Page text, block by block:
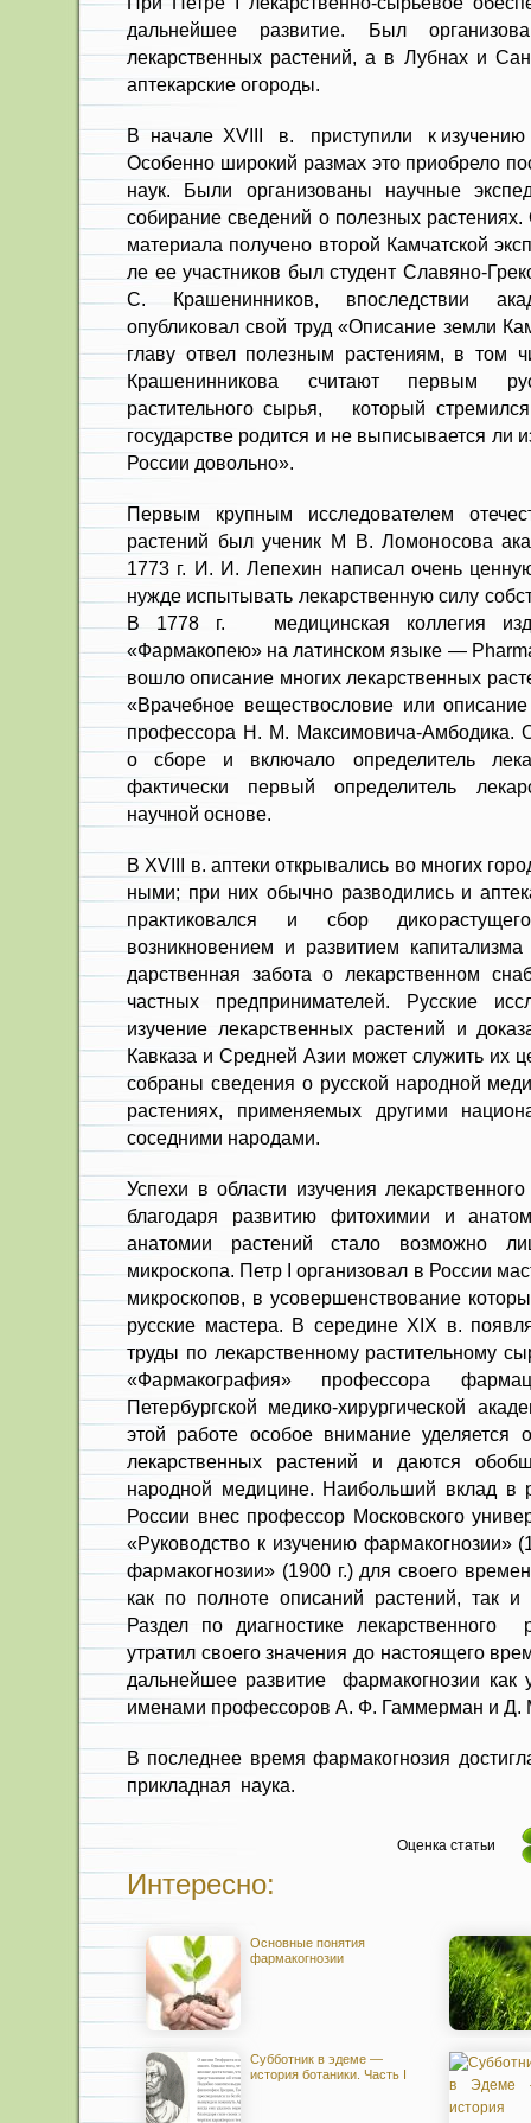
дальнейшее развитие. Был
лекарственных рас­тений, а в Лубнах и
аптекарские огороды.
В начале XVIII в. приступили к
Осо­бенно широкий размах это приобрело
наук. Были организованы научные
собирание сведений о полезных
материала получено второй Камчатской
ле ее участников был студент Славяно-
С. Кра­шенинников, впоследствии
опубликовал свой труд «Описание земли
главу отвел полезным расте­ниям, в
Крашенинникова считают первым
растительного сырья, который
государстве родится и не выписывается ли
России довольно».
Первым крупным исследователем
растений был ученик М В. Ломоносова
1773 г. И. И. Лепехин написал очень
нужде испытывать лекарствен­ную силу
В 1778 г. медицинская коллегия
«Фармакопею» на латинском языке —
вошло описание многих лекарственных
«Врачебное веществословие или
профессора Н. М. Максимовича-Амбодика.
о сборе и включало определитель
фактически первый определитель
научной основе.
В XVIII в. аптеки открывались во многих
ными; при них обычно разводились и
практиковался и сбор
возникновением и развитием
дарственная забота о лекарственном
частных предпринимателей. Русские
изучение лекарствен­ных растений и
Кавказа и Средней Азии может служить их
собраны сведения о русской на­родной
растениях, применяемых другими
соседними народами.
Успехи в области изучения
благодаря развитию фитохимии и
анатомии растений стало возможно
микроскопа. Петр I орга­низовал в России
микроскопов, в усовершенст­вование
русские мастера. В середине XIX в.
труды по лекарственному растительному
«Фармакография» профессора
Петербургской медико-хирур­гической
этой работе особое внимание уделя­ется
лекарст­венных растений и даются
народной медицине. Наибольший вклад в
России внес профессор Московского
«Руководство к изучению фар­макогнозии»
фармакогнозии» (1900 г.) для сво­его
как по полноте описаний растений, так и
Раздел по диаг­ностике лекарственного
утратил своего значения до настоящего
дальнейшее развитие фармакогно­зии как
име­нами профессоров А. Ф. Гаммерман и Д.
В последнее время фармакогнозия
при­кладная наука.
Оценка статьи
Интересно:
Основные понятия
фармакогнозии
Субботник в эдеме —
история ботаники. Часть I